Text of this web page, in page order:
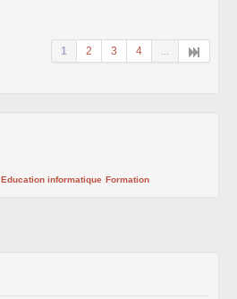
1 2 3 4
Education informatique Formation